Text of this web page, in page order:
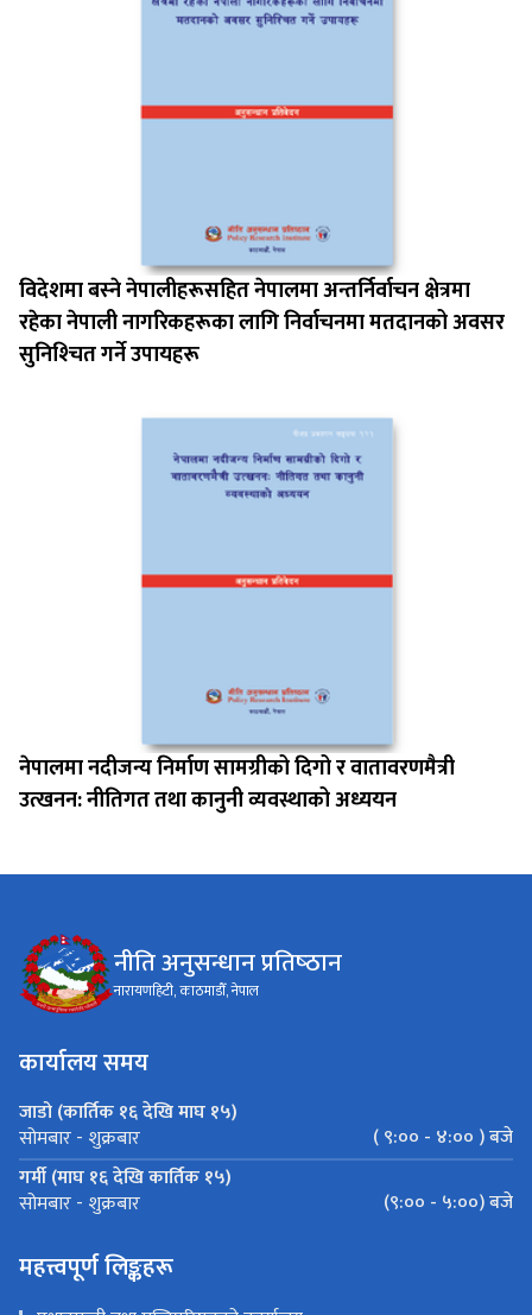
विदेशमा बस्‍ने नेपालीहरूसहित नेपालमा अन्तर्निर्वाचन क्षेत्रमा
रहेका नेपाली नागरिकहरूका लागि निर्वाचनमा मतदानको अवसर
सुनिश्‍चित गर्ने उपायहरू
नेपालमा नदीजन्य निर्माण सामग्रीको दिगो र वातावरणमैत्री
उत्खनन: नीतिगत तथा कानुनी व्यवस्थाको अध्ययन
नीति अनुसन्धान प्रतिष्‍ठान
नारायणहिटी, काठमाडौँ, नेपाल
कार्यालय समय
जाडो (कार्तिक १६ देखि माघ १५)
सोमबार - शुक्रबार
( ९:०० - ४:०० ) बजे
गर्मी (माघ १६ देखि कार्तिक १५)
सोमबार - शुक्रबार (९:०० - ५:००) बजे
महत्त्वपूर्ण लिङ्कहरू